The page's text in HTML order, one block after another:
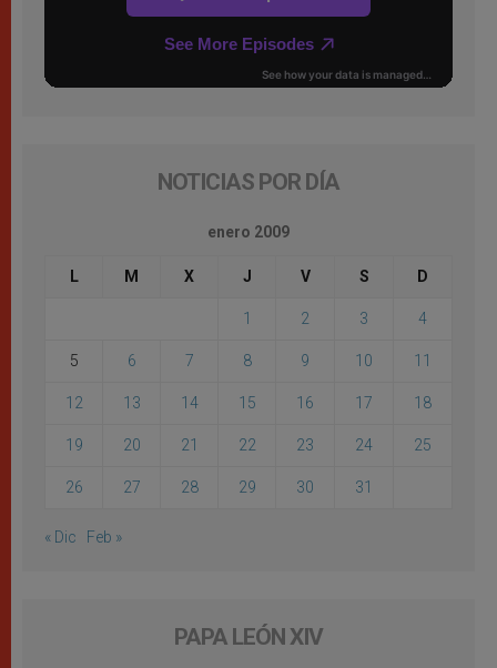
NOTICIAS POR DÍA
enero 2009
L M X J V S D
1 2 3 4
5 6 7 8 9 10 11
12 13 14 15 16 17 18
19 20 21 22 23 24 25
26 27 28 29 30 31
« Dic Feb »
PAPA LEÓN XIV